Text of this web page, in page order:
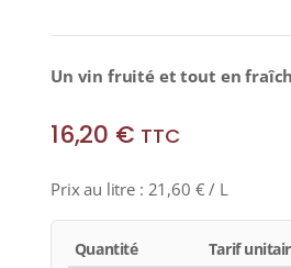
Un vin fruité et tout en
16,20 € TTC
Prix au litre : 21,60 € / L
Quantité
Tarif